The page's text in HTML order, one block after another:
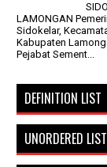
LAMONGAN
Sidokelar,
Kabupaten
Pejabat Sement...
DEFINITION LIST
UNORDERED LIST